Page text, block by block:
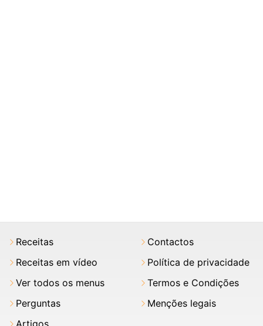
Receitas
Receitas em vídeo
Ver todos os menus
Perguntas
Artigos
Contactos
Política de privacidade
Termos e Condições
Menções legais